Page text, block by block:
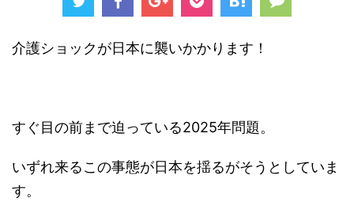
介護ショックが日本に襲いかかります！
すぐ目の前まで迫っている2025年問題。
いずれ来るこの事態が日本を揺るがそうとしていま
す。